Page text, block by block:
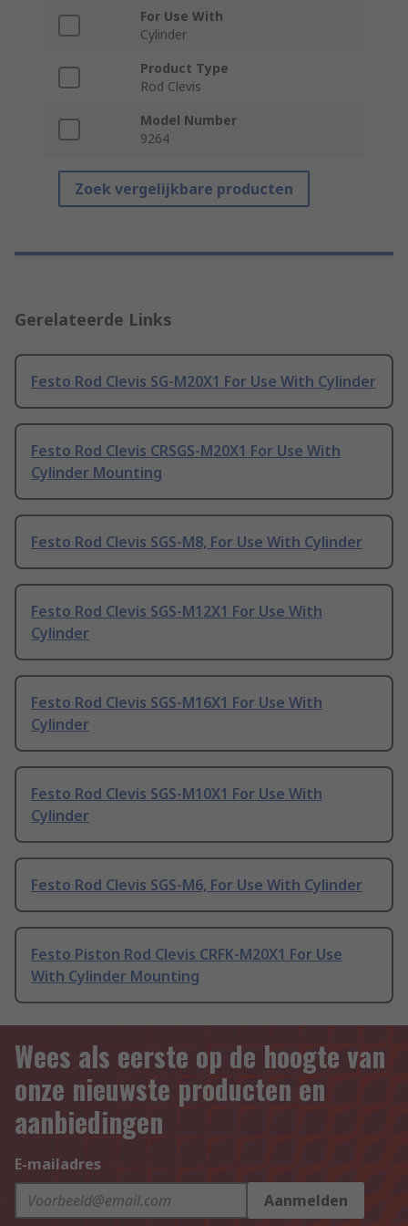
For Use With
Cylinder
Product Type
Rod Clevis
Model Number
9264
Zoek vergelijkbare producten
Gerelateerde Links
Festo Rod Clevis SG-M20X1 For Use With Cylinder
Festo Rod Clevis CRSGS-M20X1 For Use With
Cylinder Mounting
Festo Rod Clevis SGS-M8, For Use With Cylinder
Festo Rod Clevis SGS-M12X1 For Use With
Cylinder
Festo Rod Clevis SGS-M16X1 For Use With
Cylinder
Festo Rod Clevis SGS-M10X1 For Use With
Cylinder
Festo Rod Clevis SGS-M6, For Use With Cylinder
Festo Piston Rod Clevis CRFK-M20X1 For Use
With Cylinder Mounting
Wees als eerste op de hoogte van
onze nieuwste producten en
aanbiedingen
E-mailadres
Aanmelden